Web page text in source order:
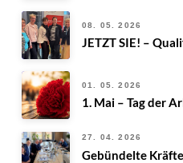
08. 05. 2026
JETZT SIE! –
01. 05. 2026
1. Mai – Tag der
27. 04. 2026
Gebündelte